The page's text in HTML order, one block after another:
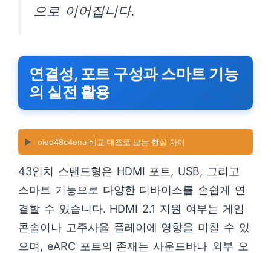
으로 이어집니다.
연결성, 포트 구성과 스마트 기능
의 실전 활용
▶️ oled48c4ena 비교 대조로 보는 현실 차이
43인치 스탠드형은 HDMI 포트, USB, 그리고
스마트 기능으로 다양한 디바이스를 손쉽게 연
결할 수 있습니다. HDMI 2.1 지원 여부는 게임
콘솔이나 고주사율 플레이에 영향을 미칠 수 있
으며, eARC 포트의 존재는 사운드바나 외부 오